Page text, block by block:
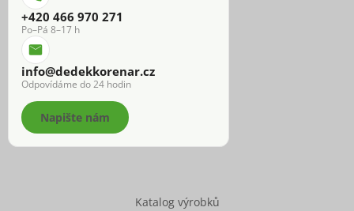
+420 466 970 271
Po–Pá 8–17 h
info@dedekkorenar.cz
Odpovídáme do 24 hodin
Napište nám
Katalog výrobků